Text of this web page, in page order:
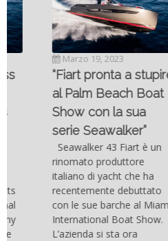
Marzo 19, 2023
“Fiart pronta a stupire
al Palm Beach Boat
Show con la sua
serie Seawalker”
Seawalker 43 Fiart è un
rinomato produttore
italiano di yacht che ha
recentemente debuttato
con le sue barche al Miami
International Boat Show.
L’azienda si sta ora